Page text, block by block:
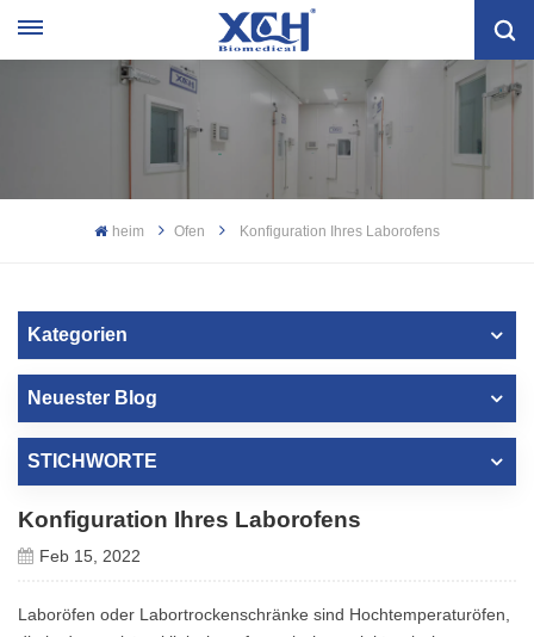
heim Ofen Konfiguration Ihres Laborofens
Kategorien
Neuester Blog
STICHWORTE
Konfiguration Ihres Laborofens
Feb 15, 2022
Laboröfen oder Labortrockenschränke sind Hochtemperaturöfen,